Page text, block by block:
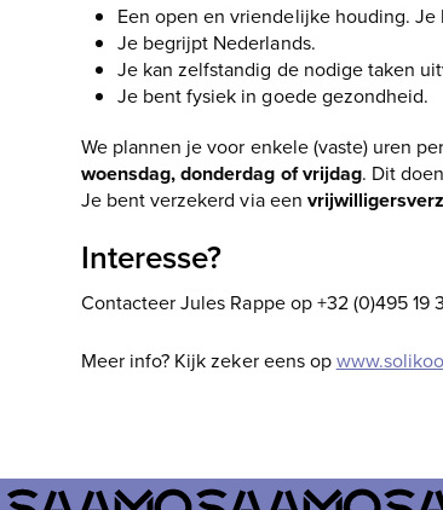
Een open en vriendelijke houding.
Je begrijpt Nederlands.
Je kan zelfstandig de nodige taken
Je bent fysiek in goede gezondheid.
We plannen je voor enkele (vaste) uren
woensdag, donderdag of vrijdag. Dit
Je bent verzekerd via een
Interesse?
Contacteer Jules Rappe op +32 (0)495
Meer info? Kijk zeker eens op